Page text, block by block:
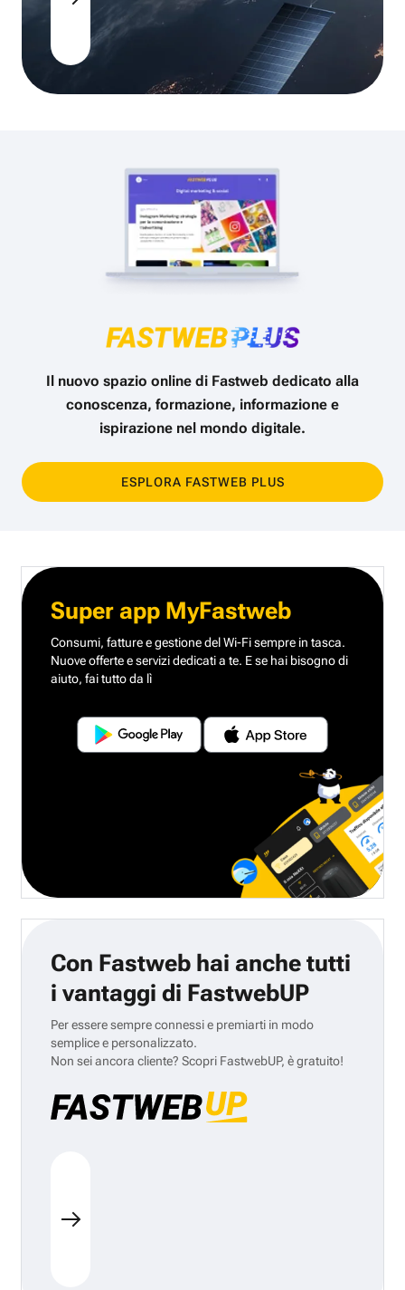
Il nuovo spazio online di Fastweb dedicato alla
conoscenza, formazione, informazione e
ispirazione nel mondo digitale.
ESPLORA FASTWEB PLUS
Super app MyFastweb
Consumi, fatture e gestione del Wi-Fi sempre in tasca.
Nuove offerte e servizi dedicati a te. E se hai bisogno di
aiuto, fai tutto da lì
Con Fastweb hai anche tutti
i vantaggi di FastwebUP
Per essere sempre connessi e premiarti in modo
semplice e personalizzato.
Non sei ancora cliente? Scopri FastwebUP, è gratuito!